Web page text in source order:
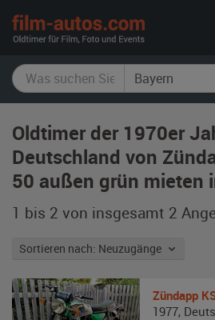
Oldtimer der 1970er
Deutschland von
50 außen grün mieten
1 bis 2 von insgesamt 2
Sortieren nach: Neuzugänge
Zündapp
1977,